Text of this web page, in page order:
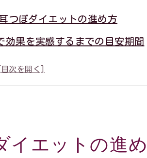
つぼダイエットの進め方
効果を実感するまでの目安期間
基本的な施術サイクルと続け方
何日通院が理想なのか徹底解説
ト体験談で見える変化
イエットの進